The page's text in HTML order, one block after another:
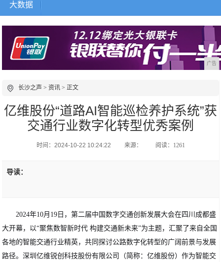
大数据
广告
长沙之声 >资讯 > 正文
亿维股份“道路AI智能巡检养护系统”获
交通行业数字化转型优秀案例
时间：2024-10-22 10:24:22 来源： 阅读：1261
导读：
2024年10月19日，第二届中国数字交通创新发展大会在四川成都盛
大开幕，以“聚焦数智新时代 构建交通新未来”为主题，汇聚了来自全国
各地的智能交通行业精英，共同探讨公路数字化转型的广阔前景与发展
路径。深圳亿维锐创科技股份有限公司（简称：亿维股份）作为智能交